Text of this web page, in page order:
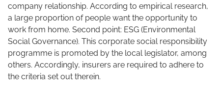
company relationship. According to empirical research,
a large proportion of people want the opportunity to
work from home. Second point: ESG (Environmental
Social Governance). This corporate social responsibility
programme is promoted by the local legislator, among
others. Accordingly, insurers are required to adhere to
the criteria set out therein.